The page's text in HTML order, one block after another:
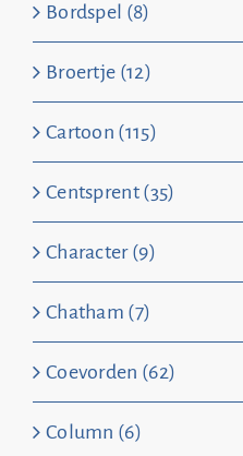
Bordspel (8)
Broertje (12)
Cartoon (115)
Centsprent (35)
Character (9)
Chatham (7)
Coevorden (62)
Column (6)